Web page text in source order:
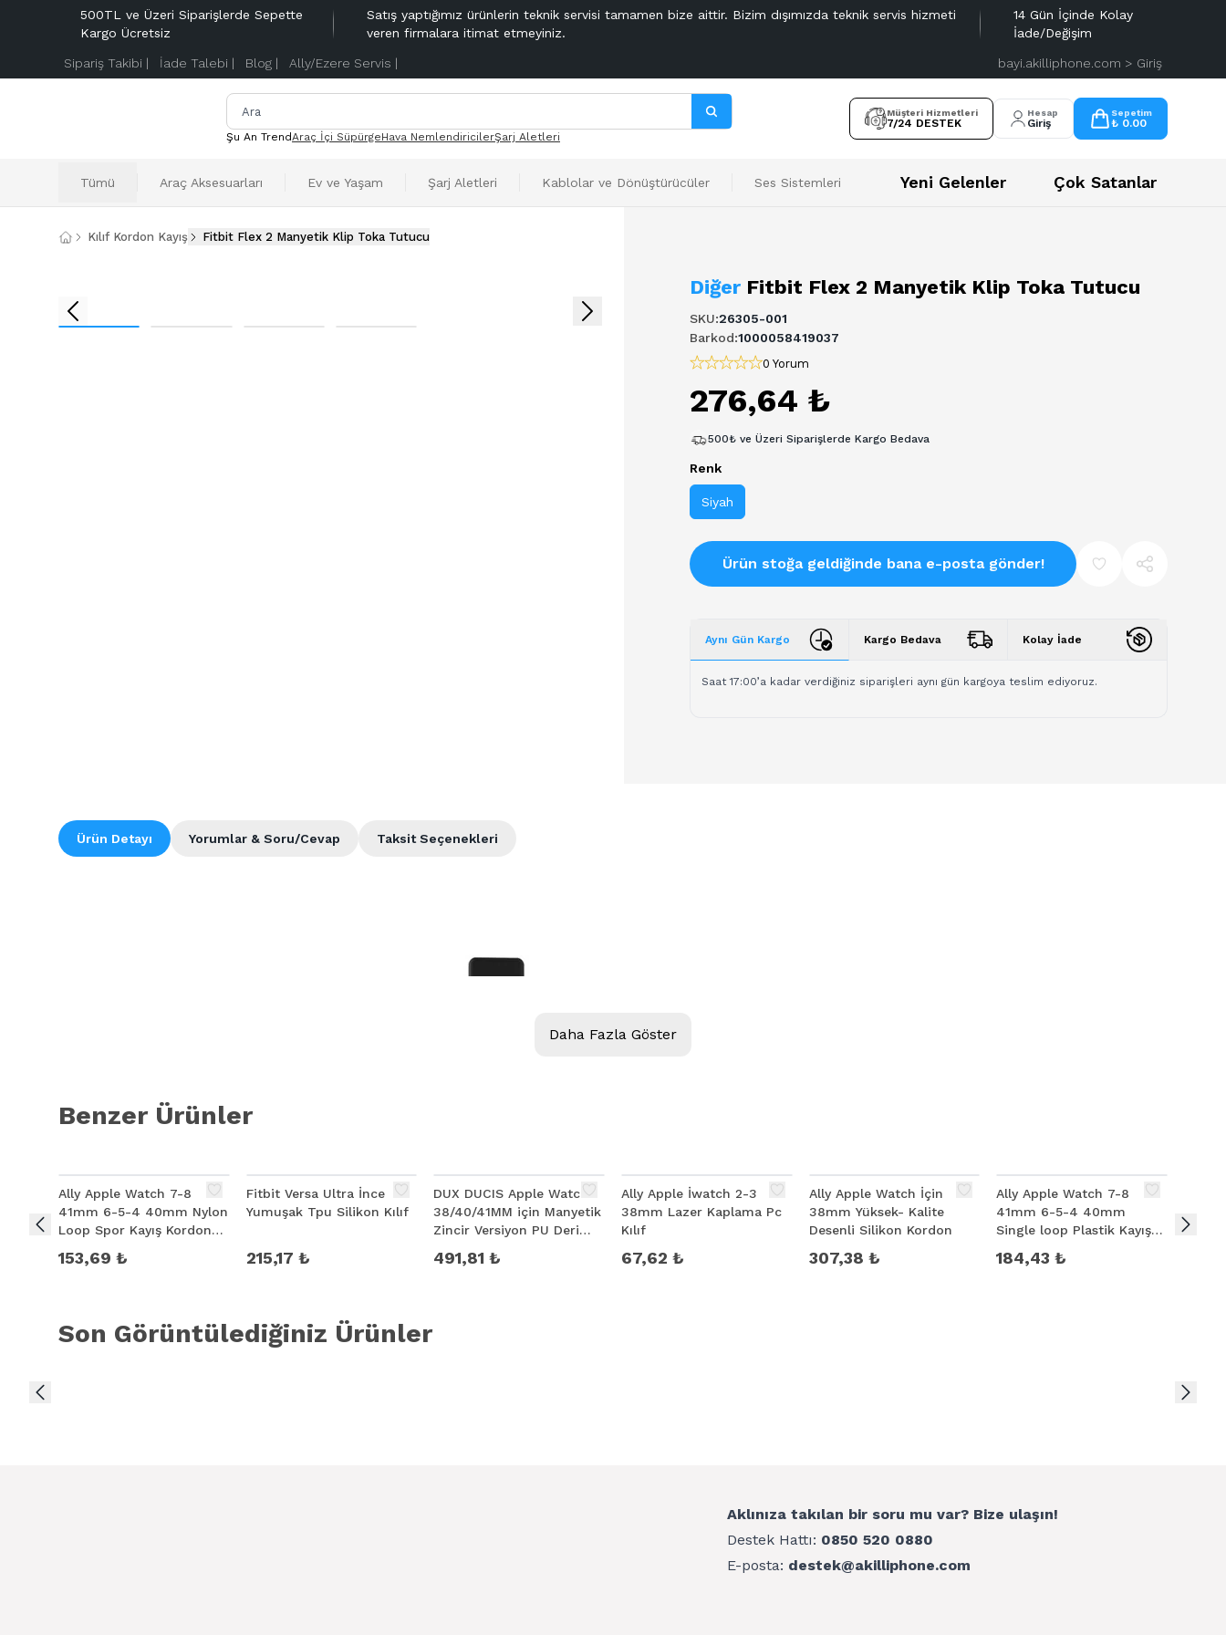
500TL ve Üzeri Siparişlerde Sepette
Kargo Ücretsiz
Satış yaptığımız ürünlerin teknik servisi tamamen bize aittir. Bizim dışımızda teknik servis hizmeti
veren firmalara itimat etmeyiniz.
14 Gün İçinde Kolay
İade/Değişim
Sipariş Takibi | İade Talebi | Blog | Ally/Ezere Servis | bayi.akilliphone.com > Giriş
Şu An TrendAraç İçi SüpürgeHava NemlendiricilerŞarj Aletleri
Müşteri Hizmetleri
7/24 DESTEK
Hesap
Giriş
Sepetim
₺ 0.00
Tümü Araç Aksesuarları Ev ve Yaşam Şarj Aletleri Kablolar ve Dönüştürücüler Ses Sistemleri Yeni Gelenler Çok Satanlar
Kılıf Kordon Kayış Fitbit Flex 2 Manyetik Klip Toka Tutucu
Diğer Fitbit Flex 2 Manyetik Klip Toka Tutucu
SKU:26305-001
Barkod:1000058419037
0 Yorum
276,64 ₺
500₺ ve Üzeri Siparişlerde Kargo Bedava
Renk
Siyah
Ürün stoğa geldiğinde bana e-posta gönder!
Aynı Gün Kargo Kargo Bedava Kolay İade
Saat 17:00’a kadar verdiğiniz siparişleri aynı gün kargoya teslim ediyoruz.
Ürün Detayı Taksit Seçenekleri
Yorumlar & Soru/Cevap
Daha Fazla Göster
Benzer Ürünler
Ally Apple Watch 7-8
41mm 6-5-4 40mm Nylon
Loop Spor Kayış Kordon
153,69 ₺
Fitbit Versa Ultra İnce
Yumuşak Tpu Silikon Kılıf
215,17 ₺
DUX DUCIS Apple Watch
38/40/41MM için Manyetik
Zincir Versiyon PU Deri
491,81 ₺
Ally Apple İwatch 2-3
38mm Lazer Kaplama Pc
Kılıf
67,62 ₺
Ally Apple Watch İçin
38mm Yüksek- Kalite
Desenli Silikon Kordon
307,38 ₺
Ally Apple Watch 7-8
41mm 6-5-4 40mm
Single loop Plastik Kayış
184,43 ₺
Japon
Son Görüntülediğiniz Ürünler
Aklınıza takılan bir soru mu var? Bize ulaşın!
Destek Hattı: 0850 520 0880
E-posta: destek@akilliphone.com